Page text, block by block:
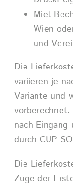
Miet-
Wien
und
Die
variieren je
Variante und
nach
durch CUP
Die
Zuge der